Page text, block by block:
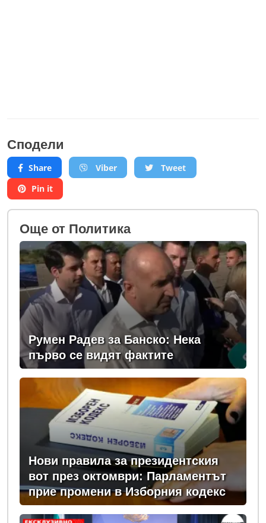
Сподели
Share Viber
Tweet
Pin it
Oще от Политика
Румен Радев за Банско: Нека
първо се видят фактите
Нови правила за президентския
вот през октомври: Парламентът
прие промени в Изборния кодекс